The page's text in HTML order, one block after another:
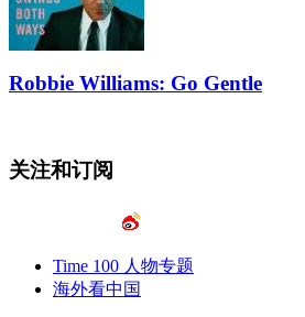
Robbie Williams: Go Gentle
关注和订阅
Time 100 人物专题
海外看中国